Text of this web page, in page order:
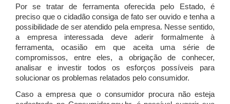
Por se tratar de ferramenta oferecida pelo Estado, é
preciso que o cidadão consiga de fato ser ouvido e tenha a
possibilidade de ser atendido pela empresa. Nesse sentido,
a empresa interessada deve aderir formalmente à
ferramenta, ocasião em que aceita uma série de
compromissos, entre eles, a obrigação de conhecer,
analisar e investir todos os esforços possíveis para
solucionar os problemas relatados pelo consumidor.
Caso a empresa que o consumidor procura não esteja